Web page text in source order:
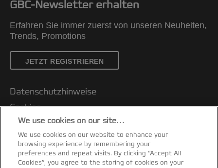
GBC-Newsletter erhalten
Erfahren Sie immer zuerst von unseren Neuheiten,
Trends, Promotions
JETZT REGISTRIEREN
Datenschutzhinweise
Cookies
Legal Notice
Impressum
Kundenservice
We use cookies on our site…
We use cookies on our website to enhance your
browsing experience by remembering your
preferences and repeat visits. By clicking “Accept All
Cookies”, you agree to the storing of cookies on your